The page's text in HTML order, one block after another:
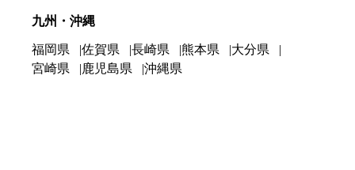
九州・沖縄
福岡県 佐賀県 長崎県 熊本県
大分県
宮崎県
鹿児島県 沖縄県